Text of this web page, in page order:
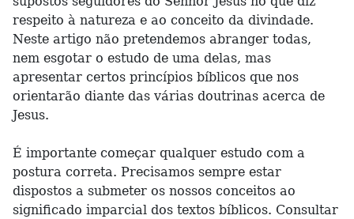
respeito à natureza e ao conceito da divindade.
Neste artigo não pretendemos abranger todas,
nem esgotar o estudo de uma delas, mas
apresentar certos princípios bíblicos que nos
orientarão diante das várias doutrinas acerca de
Jesus.
É importante começar qualquer estudo com a
postura correta. Precisamos sempre estar
dispostos a submeter os nossos conceitos ao
significado imparcial dos textos bíblicos. Consultar